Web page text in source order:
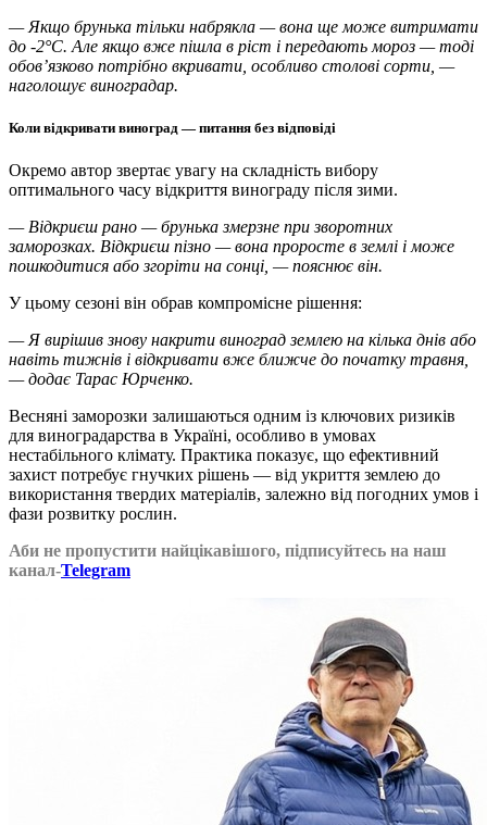
— Якщо брунька тільки набрякла — вона ще може витримати
до -2°C. Але якщо вже пішла в ріст і передають мороз — тоді
обов’язково потрібно вкривати, особливо столові сорти, —
наголошує виноградар.
Коли відкривати виноград — питання без відповіді
Окремо автор звертає увагу на складність вибору
оптимального часу відкриття винограду після зими.
— Відкриєш рано — брунька змерзне при зворотних
заморозках. Відкриєш пізно — вона проросте в землі і може
пошкодитися або згоріти на сонці, — пояснює він.
У цьому сезоні він обрав компромісне рішення:
— Я вирішив знову накрити виноград землею на кілька днів або
навіть тижнів і відкривати вже ближче до початку травня,
— додає Тарас Юрченко.
Весняні заморозки залишаються одним із ключових ризиків
для виноградарства в Україні, особливо в умовах
нестабільного клімату. Практика показує, що ефективний
захист потребує гнучких рішень — від укриття землею до
використання твердих матеріалів, залежно від погодних умов і
фази розвитку рослин.
Аби не пропустити найцікавішого, підписуйтесь на наш
канал-Telegram